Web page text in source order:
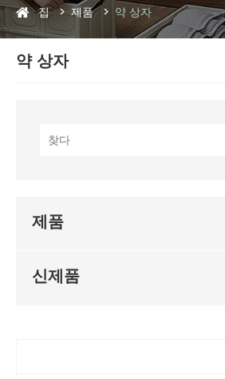
집 제품 약 상자
약 상자
제품
신제품